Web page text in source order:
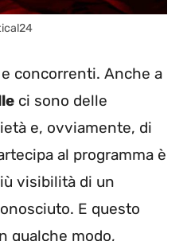
concorrenti. Anche a
ci sono delle
e, ovviamente, di
al programma è
visibilità di un
E questo
qualche modo,